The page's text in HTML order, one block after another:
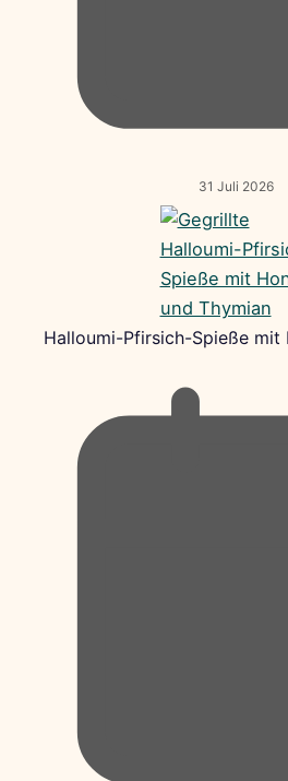
31 Juli 2026
Halloumi-Pfirsich-Spieße mit